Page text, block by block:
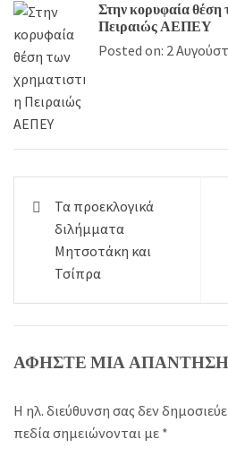
Στην κορυφαία θέση
Πειραιώς ΑΕΠΕΥ
Posted on: 2
Πλοήγηση
άρθρων
Τα προεκλογικά
διλήμματα
Μητσοτάκη και
Τσίπρα
ΑΦΉΣΤΕ ΜΙΑ ΑΠΆΝΤΗΣΗ
Η ηλ. διεύθυνση σας δεν
πεδία σημειώνονται με *